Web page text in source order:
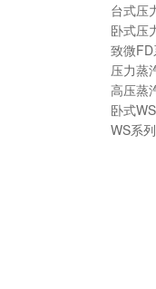
台式压
卧式压
压力蒸
高压蒸
WS系